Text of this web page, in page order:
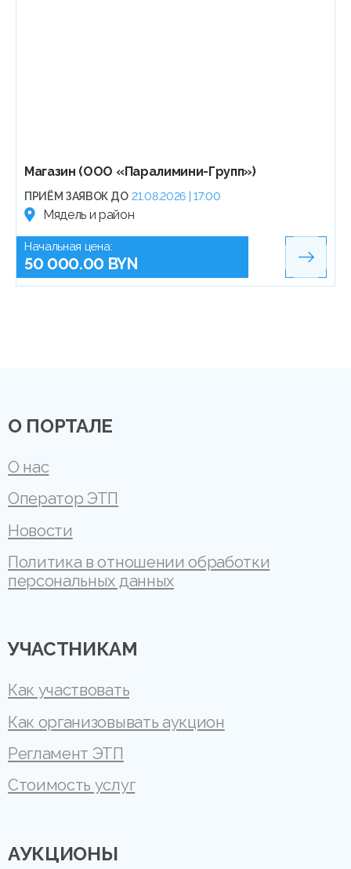
Магазин (ООО «Паралимини-Групп»)
ПРИЁМ ЗАЯВОК ДО 21.08.2026 | 17:00
Мядель и район
Начальная цена:
50 000.00 BYN
О ПОРТАЛЕ
О нас
Оператор ЭТП
Новости
Политика в отношении обработки
персональных данных
УЧАСТНИКАМ
Как участвовать
Как организовывать аукцион
Регламент ЭТП
Стоимость услуг
АУКЦИОНЫ